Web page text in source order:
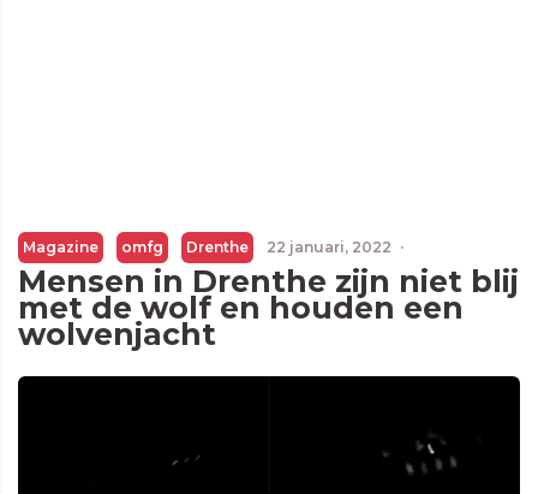
Magazine omfg Drenthe 22 januari, 2022 ·
Mensen in Drenthe zijn niet blij
met de wolf en houden een
wolvenjacht